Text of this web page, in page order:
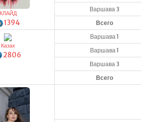
КЛАЙД
1394
Варшава 3
Всего
Казах
2806
Варшава 1
Варшава 1
Варшава 3
Всего